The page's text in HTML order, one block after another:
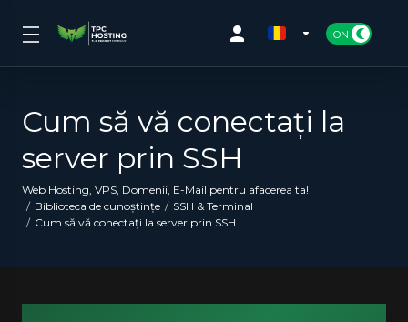
Cum să vă conectați la
server prin SSH
Web Hosting, VPS, Domenii, E-Mail pentru afacerea ta!
Biblioteca de cunoștințe
SSH & Terminal
Cum să vă conectați la server prin SSH